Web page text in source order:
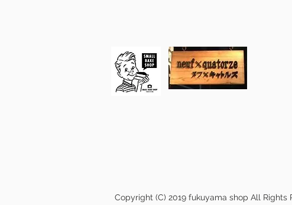
Copyright (C) 2019 fukuyama shop All Rights